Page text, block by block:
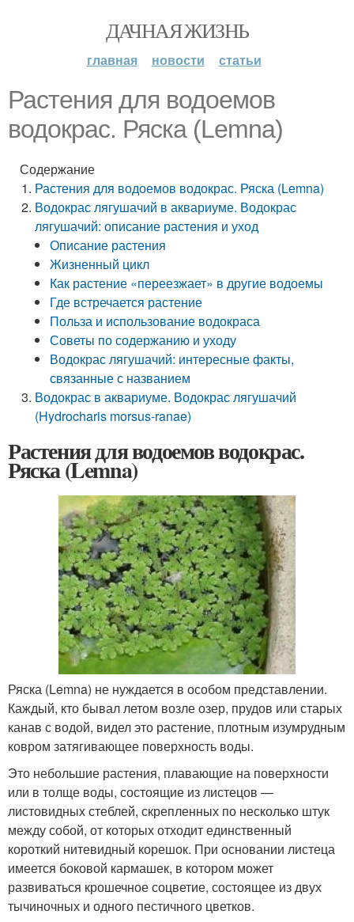
ДАЧНАЯ ЖИЗНЬ
главная новости статьи
Растения для водоемов
водокрас. Ряска (Lemna)
Содержание
Растения для водоемов водокрас. Ряска (Lemna)
Водокрас лягушачий в аквариуме. Водокрас
лягушачий: описание растения и уход
Описание растения
Жизненный цикл
Как растение «переезжает» в другие водоемы
Где встречается растение
Польза и использование водокраса
Советы по содержанию и уходу
Водокрас лягушачий: интересные факты,
связанные с названием
Водокрас в аквариуме. Водокрас лягушачий
(Hydrocharis morsus-ranae)
Растения для водоемов водокрас.
Ряска (Lemna)
Ряска (Lemna) не нуждается в особом представлении.
Каждый, кто бывал летом возле озер, прудов или старых
канав с водой, видел это растение, плотным изумрудным
ковром затягивающее поверхность воды.
Это небольшие растения, плавающие на поверхности
или в толще воды, состоящие из листецов —
листовидных стеблей, скрепленных по несколько штук
между собой, от которых отходит единственный
короткий нитевидный корешок. При основании листеца
имеется боковой кармашек, в котором может
развиваться крошечное соцветие, состоящее из двух
тычиночных и одного пестичного цветков.